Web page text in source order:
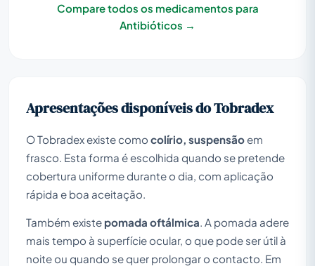
Compare todos os medicamentos para
Antibióticos →
Apresentações disponíveis do Tobradex
O Tobradex existe como colírio, suspensãoem
frasco. Esta forma é escolhida quando se pretende
cobertura uniforme durante o dia, com aplicação
rápida e boa aceitação.
Também existe pomada oftálmica. A pomada adere
mais tempo à superfície ocular, o que pode ser útil à
noite ou quando se quer prolongar o contacto. Em